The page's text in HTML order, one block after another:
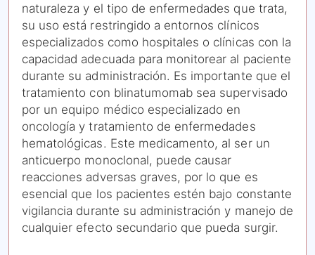
naturaleza y el tipo de enfermedades que trata,
su uso está restringido a entornos clínicos
especializados como hospitales o clínicas con la
capacidad adecuada para monitorear al paciente
durante su administración. Es importante que el
tratamiento con blinatumomab sea supervisado
por un equipo médico especializado en
oncología y tratamiento de enfermedades
hematológicas. Este medicamento, al ser un
anticuerpo monoclonal, puede causar
reacciones adversas graves, por lo que es
esencial que los pacientes estén bajo constante
vigilancia durante su administración y manejo de
cualquier efecto secundario que pueda surgir.